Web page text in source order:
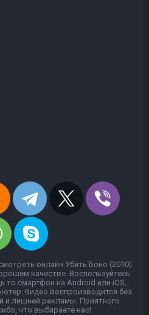
онлайн Убить Боно (2010)
качестве. Воспользуйтесь
смартфон на Android или iOS,
Видео воспроизводится без
и лишней рекламы. Приятного
что выбираете нас!